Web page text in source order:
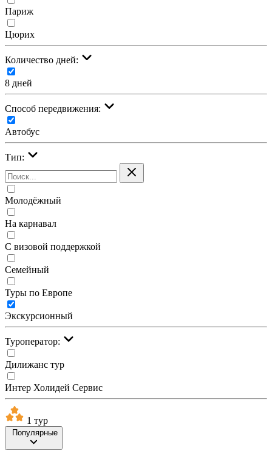
Париж
Цюрих
Количество дней:
8 дней
Cпособ передвижения:
Автобус
Тип:
Молодёжный
На карнавал
С визовой поддержкой
Семейный
Туры по Европе
Экскурсионный
Туроператор:
Дилижанс тур
Интер Холидей Сервис
1 тур
Популярные